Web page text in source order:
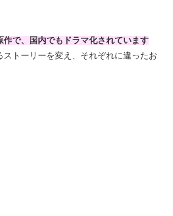
作で、国内でもドラマ化されています
トーリーを変え、それぞれに違ったお